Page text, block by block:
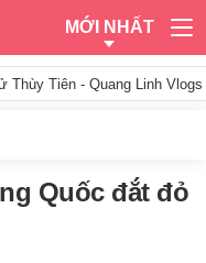
MỚI NHẤT
Thùy Tiên - Quang Linh
Quốc đắt đỏ